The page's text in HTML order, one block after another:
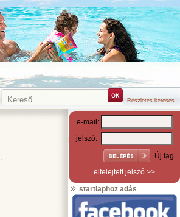
Részletes keresés...
e-mail:
jelszó:
Új tag
elfelejtett jelszó >>
startlaphoz adás